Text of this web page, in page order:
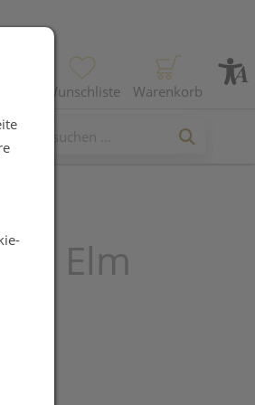
Wunschliste Warenkorb
Elm